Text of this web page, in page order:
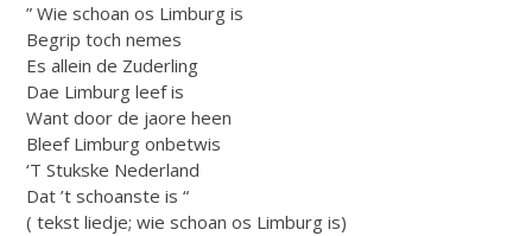
” Wie schoan os Limburg is
Begrip toch nemes
Es allein de Zuderling
Dae Limburg leef is
Want door de jaore heen
Bleef Limburg onbetwis
‘T Stukske Nederland
Dat ’t schoanste is “
( tekst liedje; wie schoan os Limburg is)